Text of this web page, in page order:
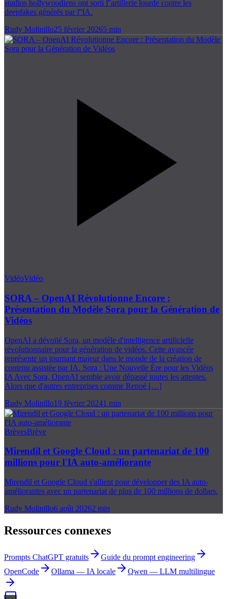
studios hollywoodiens ont sorti l''artillerie lourde contre les
deepfakes générés par l''IA.
Rudy Molinillo25 février 20265 min
VidéoVidéo
SORA – OpenAI Révolutionne Encore :
Présentation du Modèle Sora pour la Génération de
Vidéos
OpenAI a dévoilé Sora, un modèle d'intelligence artificielle
révolutionnaire pour la génération de vidéos. Cette avancée
représente un tournant majeur dans le monde de la création de
contenu assistée par IA. Sora : Une Nouvelle Ère pour les Vidéos
IA Avec Sora, OpenAI semble avoir dépassé toutes les attentes.
Alors que d'autres entreprises comme Renoé […]
Rudy Molinillo19 février 20241 min
BrèvesBrève
Mirendil et Google Cloud : un partenariat de 100
millions pour l'IA auto-améliorante
Mirendil et Google Cloud s'allient pour développer des IA auto-
améliorantes avec un partenariat de plus de 100 millions de dollars.
Rudy Molinillo6 août 20262 min
Ressources connexes
Prompts ChatGPT gratuits
Guide du prompt engineering
OpenCode
Ollama — IA locale Qwen — LLM multilingue